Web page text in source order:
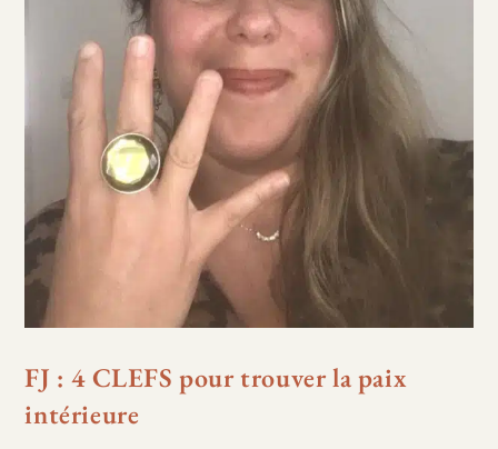
FJ : 4 CLEFS pour trouver la paix
intérieure